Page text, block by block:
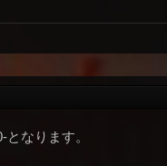
なります。